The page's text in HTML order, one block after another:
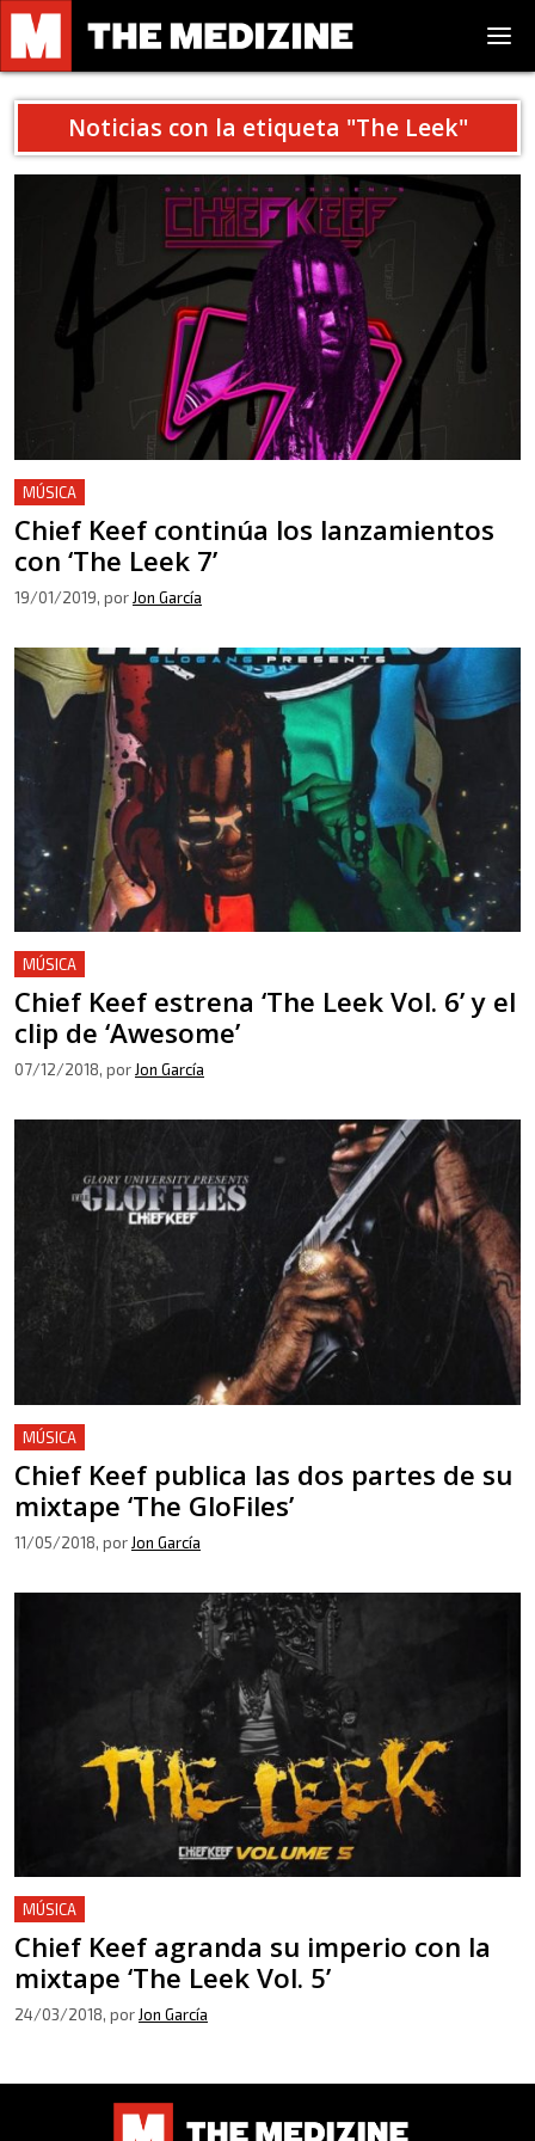
Noticias con la etiqueta "The Leek"
MÚSICA
Chief Keef continúa los lanzamientos
con ‘The Leek 7’
19/01/2019, por Jon García
MÚSICA
Chief Keef estrena ‘The Leek Vol. 6’ y el
clip de ‘Awesome’
07/12/2018, por Jon García
MÚSICA
Chief Keef publica las dos partes de su
mixtape ‘The GloFiles’
11/05/2018, por Jon García
MÚSICA
Chief Keef agranda su imperio con la
mixtape ‘The Leek Vol. 5’
24/03/2018, por Jon García